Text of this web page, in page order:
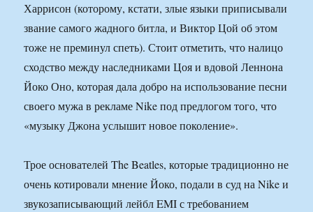
Харрисон (которому, кстати, злые языки приписывали
звание самого жадного битла, и Виктор Цой об этом
тоже не преминул спеть). Стоит отметить, что налицо
сходство между наследниками Цоя и вдовой Леннона
Йоко Оно, которая дала добро на использование песни
своего мужа в рекламе Nike под предлогом того, что
«музыку Джона услышит новое поколение».
Трое основателей The Beatles, которые традиционно не
очень котировали мнение Йоко, подали в суд на Nike и
звукозаписывающий лейбл EMI с требованием